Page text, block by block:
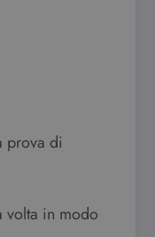
prova di
volta in modo